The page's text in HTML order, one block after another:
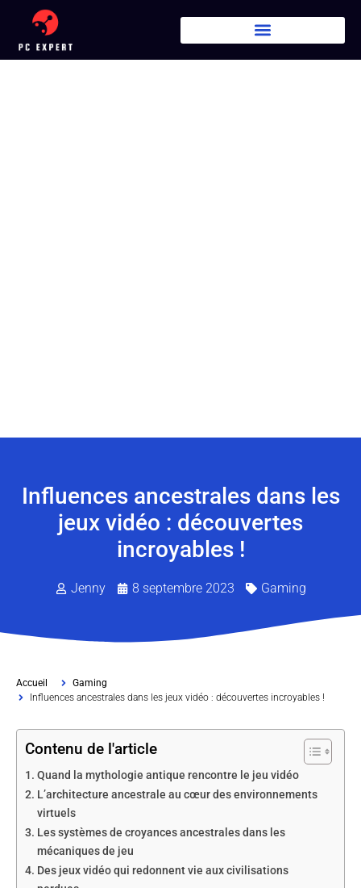
Influences ancestrales dans les
jeux vidéo : découvertes
incroyables !
Jenny 8 septembre 2023 Gaming
Accueil
Gaming
Influences ancestrales dans les jeux vidéo : découvertes incroyables !
Contenu de l'article
Quand la mythologie antique rencontre le jeu vidéo
L’architecture ancestrale au cœur des environnements
virtuels
Les systèmes de croyances ancestrales dans les
mécaniques de jeu
Des jeux vidéo qui redonnent vie aux civilisations